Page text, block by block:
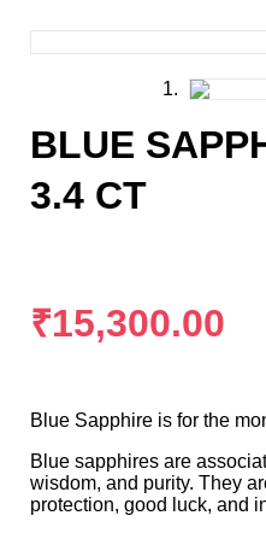
BLUE
3.4 CT
₹15,300.00
Blue Sapphire is for the
Blue sapphires are
wisdom, and purity. They
protection, good luck, and